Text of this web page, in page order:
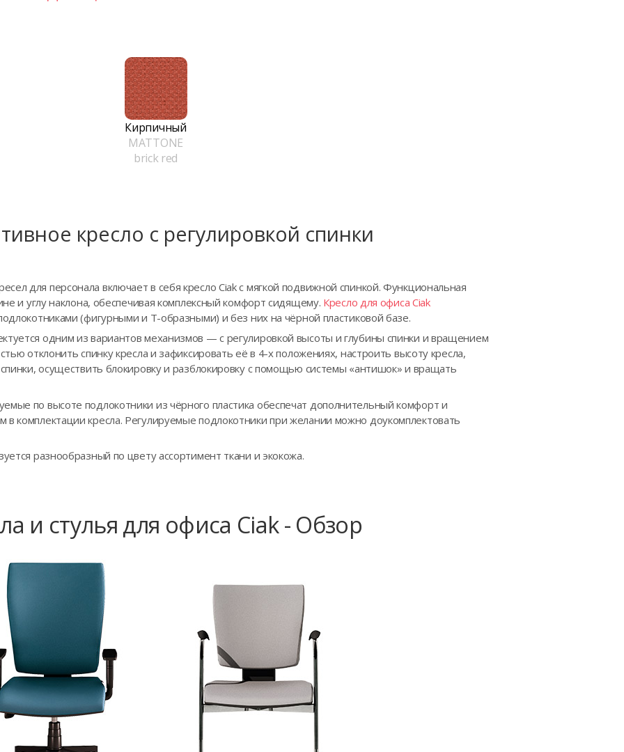
Кирпичный
MATTONE
brick red
кресло с регулировкой спинки
для персонала включает в себя кресло Ciak с мягкой подвижной спинкой. Функциональная
и углу наклона, обеспечивая комплексный комфорт сидящему. Кресло для офиса Ciak
(фигурными и Т-образными) и без них на чёрной пластиковой базе.
одним из вариантов механизмов — с регулировкой высоты и глубины спинки и вращением
отклонить спинку кресла и зафиксировать её в 4-х положениях, настроить высоту кресла,
осуществить блокировку и разблокировку с помощью системы «антишок» и вращать
по высоте подлокотники из чёрного пластика обеспечат дополнительный комфорт и
комплектации кресла. Регулируемые подлокотники при желании можно доукомплектовать
разнообразный по цвету ассортимент ткани и экокожа.
и стулья для офиса Ciak - Обзор